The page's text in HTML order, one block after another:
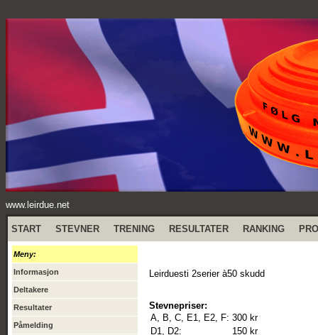
www.leirdue.net
START STEVNER TRENING RESULTATER RANKING
Meny:
Informasjon
Deltakere
Resultater
Påmelding
Leirduesti 2serier à50 skudd
Stevnepriser:
A, B, C, E1, E2, F: 300 kr
D1, D2:
150 kr